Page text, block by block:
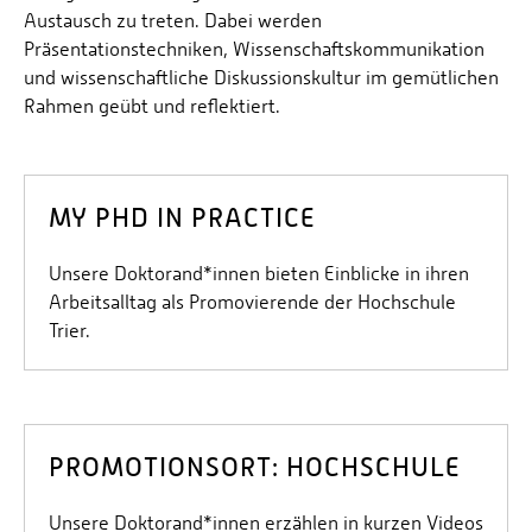
Forschungsideen direkt an Professorinnen und
Professoren der Hochschule Trier wenden oder sich
über laufende Promotionsprogramme und
Ausschreibungen informieren.
zirkuläres Bauen
Promotionscluster Medical and Environmental Life
Sciences (Koordination und Beratung: Dr. Tina
Medizintechnik & Umwelt-, Agrar- und
Lebensmitteltechnologie
Austausch zu treten. Dabei werden
Präsentationstechniken, Wissenschaftskommunikation
und wissenschaftliche Diskussionskultur im gemütlichen
Rahmen geübt und reflektiert.
MY PHD IN PRACTICE
Unsere Doktorand*innen bieten Einblicke in ihren
Arbeitsalltag als Promovierende der Hochschule
Trier.
PROMOTIONSORT: HOCHSCHULE
Unsere Doktorand*innen erzählen in kurzen Videos